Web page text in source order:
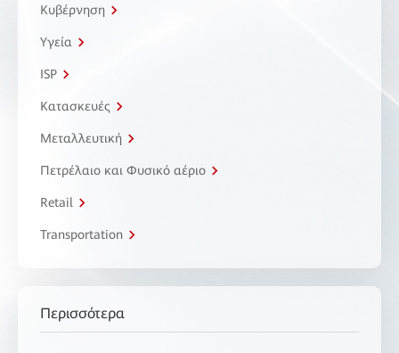
Κυβέρνηση
Υγεία
ISP
Κατασκευές
Μεταλλευτική
Πετρέλαιο και Φυσικό αέριο
Retail
Transportation
Περισσότερα